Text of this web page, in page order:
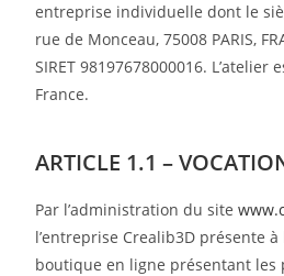
entreprise individuelle dont le
rue de Monceau, 75008 PARIS,
SIRET 98197678000016. L’atelier
France.
ARTICLE 1.1 –
Par l’administration du site
l’entreprise Crealib3D présente
boutique en ligne présentant les